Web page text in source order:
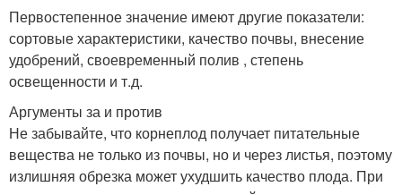
Первостепенное значение имеют другие показатели:
сортовые характеристики, качество почвы, внесение
удобрений, своевременный полив , степень
освещенности и т.д.
Аргументы за и против
Не забывайте, что корнеплод получает питательные
вещества не только из почвы, но и через листья, поэтому
излишняя обрезка может ухудшить качество плода. При